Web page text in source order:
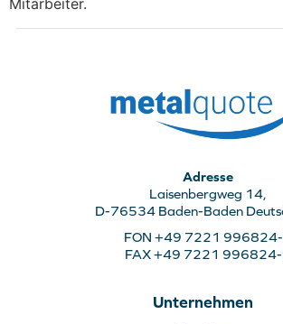
Mitarbeiter.
Adresse
Laisenbergweg 14,
D-76534 Baden-Baden
FON +49 7221
FAX +49 7221
Unternehmen